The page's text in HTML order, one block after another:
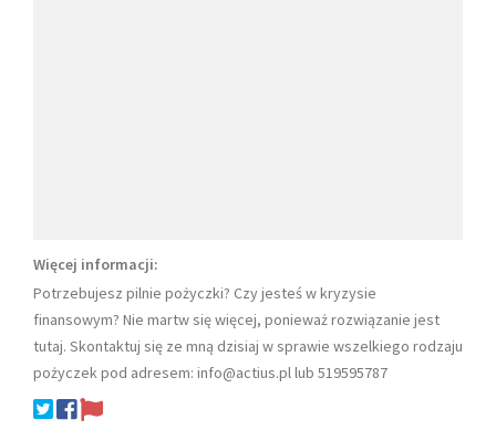
Więcej informacji:
Potrzebujesz pilnie pożyczki? Czy jesteś w kryzysie
finansowym? Nie martw się więcej, ponieważ rozwiązanie jest
tutaj. Skontaktuj się ze mną dzisiaj w sprawie wszelkiego rodzaju
pożyczek pod adresem: info@actius.pl lub 519595787